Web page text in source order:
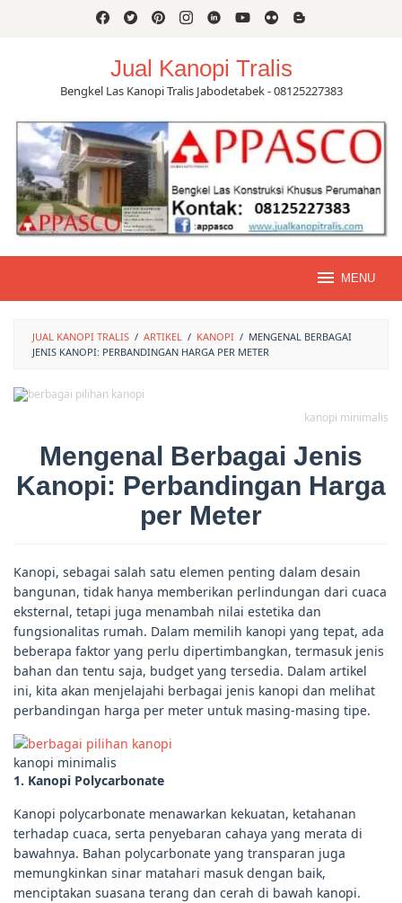
Jual Kanopi Tralis
Bengkel Las Kanopi Tralis Jabodetabek - 08125227383
MENU
JUAL KANOPI TRALIS / ARTIKEL / KANOPI / MENGENAL BERBAGAI
JENIS KANOPI: PERBANDINGAN HARGA PER METER
kanopi minimalis
Mengenal Berbagai Jenis
Kanopi: Perbandingan Harga
per Meter
Kanopi, sebagai salah satu elemen penting dalam desain
bangunan, tidak hanya memberikan perlindungan dari cuaca
eksternal, tetapi juga menambah nilai estetika dan
fungsionalitas rumah. Dalam memilih kanopi yang tepat, ada
beberapa faktor yang perlu dipertimbangkan, termasuk jenis
bahan dan tentu saja, budget yang tersedia. Dalam artikel
ini, kita akan menjelajahi berbagai jenis kanopi dan melihat
perbandingan harga per meter untuk masing-masing tipe.
kanopi minimalis
1. Kanopi Polycarbonate
Kanopi polycarbonate menawarkan kekuatan, ketahanan
terhadap cuaca, serta penyebaran cahaya yang merata di
bawahnya. Bahan polycarbonate yang transparan juga
memungkinkan sinar matahari masuk dengan baik,
menciptakan suasana terang dan cerah di bawah kanopi.